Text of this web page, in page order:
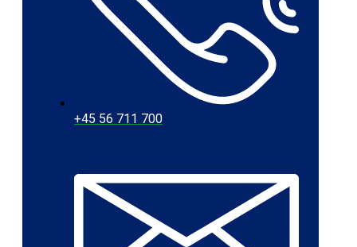
+45 56 711 700